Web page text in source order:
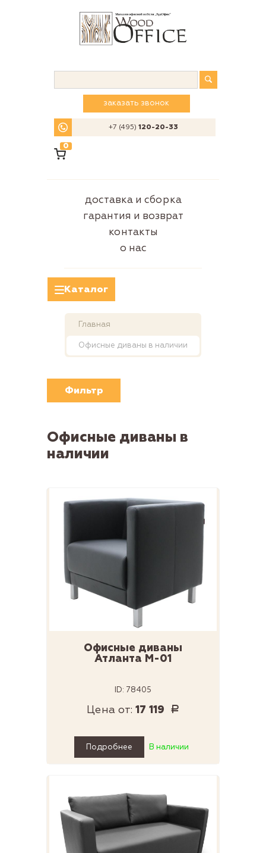
заказать звонок
+7 (495)120-20-33
0
доставка и сборка
гарантия и возврат
контакты
о нас
Каталог
Главная
Офисные диваны в наличии
Фильтр
Офисные диваны в
наличии
Офисные диваны
Атланта М-01
ID: 78405
Цена от: 17 119 Р
Подробнее В наличии